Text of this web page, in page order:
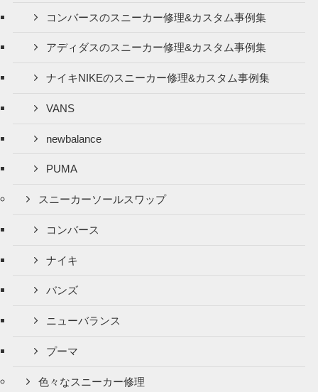
コンバースのスニーカー修理&カスタム事例集
アディダスのスニーカー修理&カスタム事例集
ナイキNIKEのスニーカー修理&カスタム事例集
VANS
newbalance
PUMA
スニーカーソールスワップ
コンバース
ナイキ
バンズ
ニューバランス
プーマ
色々なスニーカー修理